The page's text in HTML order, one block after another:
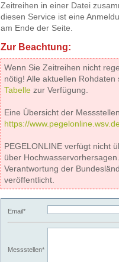
Zeitreihen in einer Datei
diesen Service ist eine
am Ende der Seite.
Zur Beachtung:
Wenn Sie Zeitreihen nicht
nötig! Alle aktuellen
Tabelle zur Verfügung.
Eine Übersicht der
https://
PEGELONLINE verfügt nicht
über
Verantwortung der
veröffentlicht.
Email*
Messstellen*